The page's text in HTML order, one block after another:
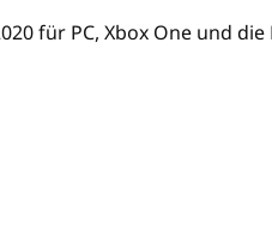
für PC, Xbox One und die